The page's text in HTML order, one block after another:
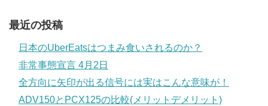
最近の投稿
日本のUberEatsはつまみ食いされるのか？
非常事態宣言 4月2日
全方向に矢印が出る信号には実はこんな意味が！
ADV150とPCX125の比較(メリットデメリット)